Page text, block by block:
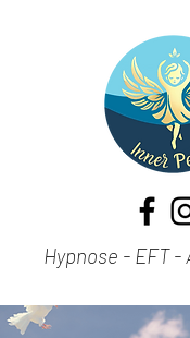
Hypnose - EFT -